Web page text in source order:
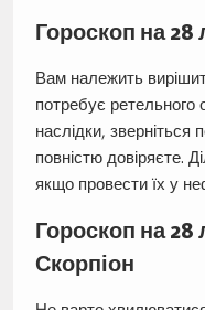
Гороскоп на 28
Вам належить
потребує ретельного
наслідки,
повністю довіряєте.
якщо провести їх у
Гороскоп на 28
Скорпіон